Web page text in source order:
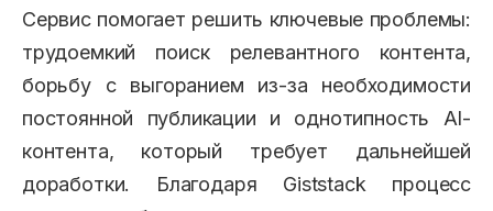
Сервис помогает решить ключевые проблемы:
трудоемкий поиск релевантного контента,
борьбу с выгоранием из-за необходимости
постоянной публикации и однотипность AI-
контента, который требует дальнейшей
доработки. Благодаря Giststack процесс